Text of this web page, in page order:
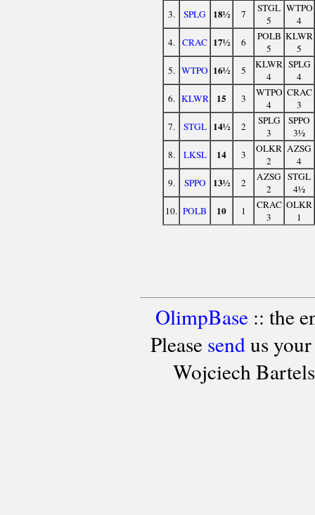
3.
SPLG 18½ 7
STGL
5
WTPO
4
4. CRAC 17½ 6
POLB
5
KLWR
5
5. WTPO 16½ 5
KLWR
4
SPLG
4
6. KLWR 15 3
WTPO
4
CRAC
3
7.
STGL 14½ 2
SPLG
3
SPPO
3½
8.
LKSL 14 3
OLKR
2
AZSG
4
9.
SPPO 13½ 2
AZSG
2
STGL
4½
10. POLB 10 1
CRAC
3
OLKR
1
OlimpBase:: the
Please sendus your
Wojciech